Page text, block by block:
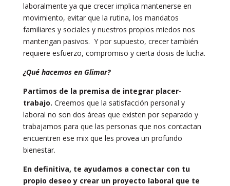
laboralmente ya que crecer implica mantenerse en
movimiento, evitar que la rutina, los mandatos
familiares y sociales y nuestros propios miedos nos
mantengan pasivos. Y por supuesto, crecer también
requiere esfuerzo, compromiso y cierta dosis de lucha.
¿Qué hacemos en Glimar?
Partimos de la premisa de integrar placer-
trabajo. Creemos que la satisfacción personal y
laboral no son dos áreas que existen por separado y
trabajamos para que las personas que nos contactan
encuentren ese mix que les provea un profundo
bienestar.
En definitiva, te ayudamos a conectar con tu
propio deseo y crear un proyecto laboral que te